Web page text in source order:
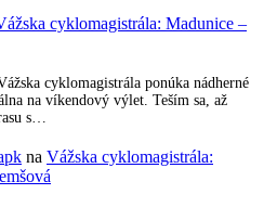
cyklomagistrála: Madunice –
cyklomagistrála ponúka nádherné
na víkendový výlet. Teším sa, až
s…
na Vážska cyklomagistrála: